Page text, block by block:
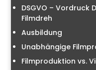
DSGVO – Vordruck
Filmdreh
Ausbildung
Unabhängige
Filmproduktion vs.